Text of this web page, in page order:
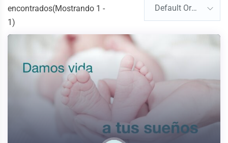
encontrados(Mostrando 1 -
1)
Default Order